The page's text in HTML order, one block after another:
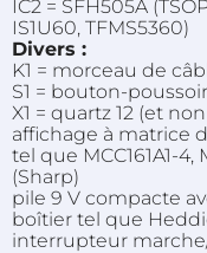
IC2 = SFH505A
IS1U60, TFMS5360)
Divers :
K1 = morceau de
S1 = bouton-
X1 = quartz 12 (et
affichage à matrice
tel que MCC161A1-4,
(Sharp)
pile 9 V compacte
boîtier tel que
interrupteur